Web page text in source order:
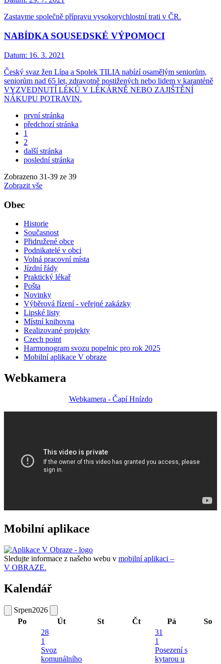
Zastavme společně přípravu vysokorychlostní trati v ČR.
NABÍDKA SOUSEDSKÉ VÝPOMOCI
Datum: 16. 3. 2021
Český svaz žen Lípa a Spolek TILIA nabízí osamělým seniorům,
seniorům nad 65 let, zdravotně postižených nebo lidem v karanténě
VYZVEDNUTÍ LÉKŮ V LÉKÁRNĚ NEBO ZAJIŠTĚNÍ
NÁKUPU POTRAVIN.
první stránka
předchozí stránka
1
2
další stránka
poslední stránka
Zobrazeno 31-39 ze 39
Zobrazit vše
Obec
Historie
Současnost
Přidružené obce
Podnikatelé v obci
Volná pracovní místa
Jízdní řády
Praktický lékař
Pošta
Novinky
Výběrová řízení - veřejné zakázky
Lipské listy
Místní knihovna
Realizované projekty
Czech point
Harmonogram svozu popelnic pro rok 2025
Mobilní aplikace V obraze
Webkamera
Webkamera - Čapí Hnízdo
Mobilní aplikace
Sledujte informace z našeho webu v mobilní aplikaci –
V OBRAZE.
Kalendář
Srpen2026
Po
Út St Čt Pá So
28
1
Svoz
komunálního
31
1
Posezení s
kytarou u